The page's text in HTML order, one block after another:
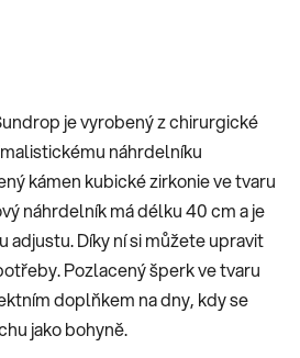
je vyrobený z chirurgické
náhrdelníku
kámen kubické zirkonie ve tvaru
náhrdelník má délku 40 cm a je
adjustu. Díky ní si můžete upravit
Pozlacený šperk ve tvaru
doplňkem na dny, kdy se
jako bohyně.